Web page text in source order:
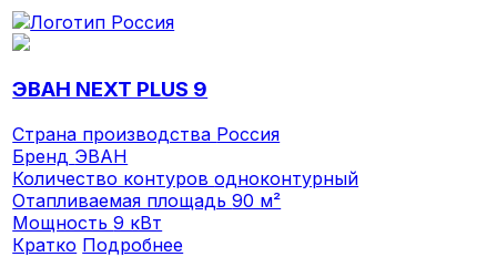
ЭВАН NEXT PLUS 9
Страна производства Россия
Бренд ЭВАН
Количество контуроводноконтурный
Отапливаемая площадь90 м²
Мощность9 кВт
Кратко Подробнее